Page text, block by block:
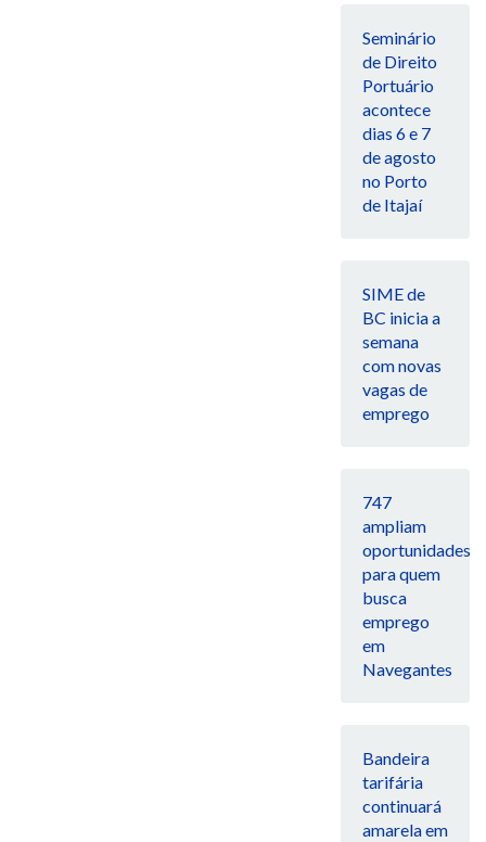
Seminário
de Direito
Portuário
acontece
dias 6 e 7
de agosto
no Porto
de Itajaí
SIME de
BC inicia a
semana
com novas
vagas de
emprego
747
ampliam
oportunidades
para quem
busca
emprego
em
Navegantes
Bandeira
tarifária
continuará
amarela em